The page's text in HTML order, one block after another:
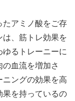
たアミノ酸をご存
、筋トレ効果を
るトレーニーに
血流を増加さ
ングの効果を高
果を持っているの